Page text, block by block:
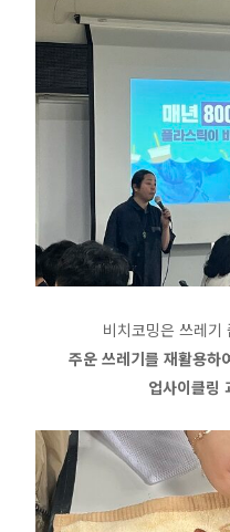
비치코밍은 쓰레기
주운 쓰레기를 재활용하
업사이클링